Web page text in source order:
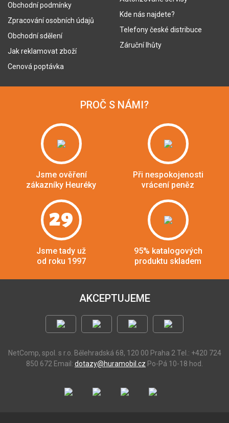
Obchodní podmínky
Zpracování osobních údajů
Obchodní sdělení
Jak reklamovat zboží
Cenová poptávka
Kde nás najdete?
Telefony české distribuce
Záruční lhůty
PROČ S NÁMI?
Jsme ověření
zákazníky Heuréky
Při nespokojenosti
vrácení peněz
29
Jsme tady už
od roku 1997
95% katalogových
produktu skladem
AKCEPTUJEME
NetComp, spol. s r.o. Bělehradská 68, 120 00 Praha 2 Tel.: +420 724
850 672 Email: dotazy@huramobil.cz Po-Pá 10-18 hod.